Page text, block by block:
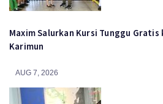
Maxim Salurkan Kursi Tunggu Gratis
Karimun
AUG 7, 2026